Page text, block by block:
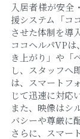
入居者様が安全
援システム「コ
させた体制を導
ココヘルパVP
き上がり」や「
し、スタッフへ
は、スマートフ
じて迅速に対応
また、映像はシ
バシーや尊厳に
さらに、スマー